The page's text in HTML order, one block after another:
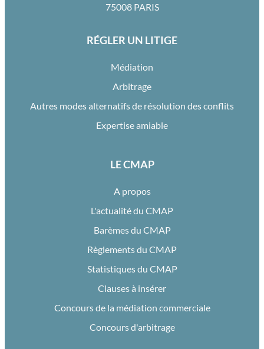
75008 PARIS
RÉGLER UN LITIGE
Médiation
Arbitrage
Autres modes alternatifs de résolution des conflits
Expertise amiable
LE CMAP
A propos
L'actualité du CMAP
Barèmes du CMAP
Règlements du CMAP
Statistiques du CMAP
Clauses à insérer
Concours de la médiation commerciale
Concours d'arbitrage